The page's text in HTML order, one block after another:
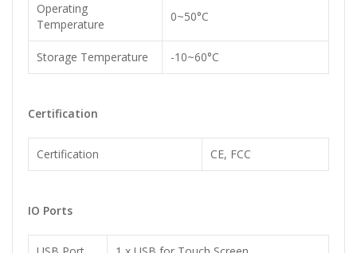
Operating
Temperature
0~50°C
Storage Temperature -10~60°C
Certification
Certification CE, FCC
IO Ports